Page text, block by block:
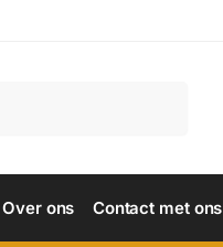
Over ons Contact met ons